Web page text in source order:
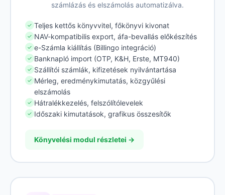
számlázás és elszámolás automatizálva.
✓ Teljes kettős könyvvitel, főkönyvi kivonat
✓ NAV-kompatibilis export, áfa-bevallás előkészítés
✓ e-Számla kiállítás (Billingo integráció)
✓ Banknapló import (OTP, K&H, Erste, MT940)
✓ Szállítói számlák, kifizetések nyilvántartása
✓ Mérleg, eredménykimutatás, közgyűlési
elszámolás
✓ Hátralékkezelés, felszólítólevelek
✓ Időszaki kimutatások, grafikus összesítők
Könyvelési modul részletei →